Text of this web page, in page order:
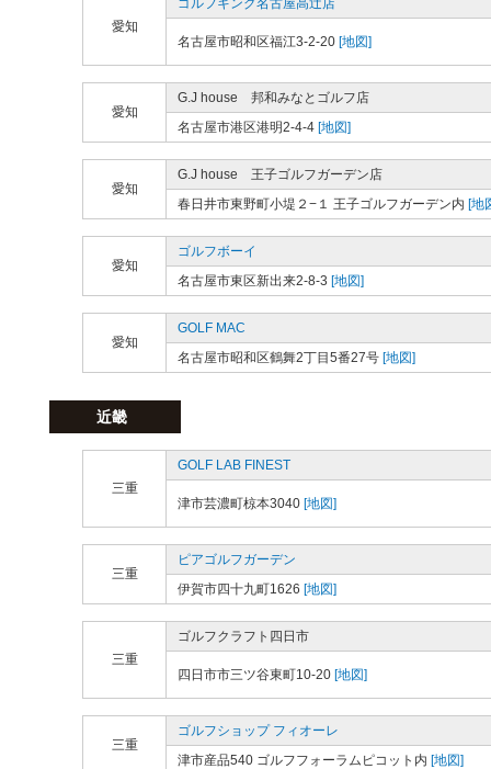
愛知
ゴルフキング名古屋高辻店
名古屋市昭和区福江3-2-20 [地図]
愛知
G.J house 邦和みなとゴルフ店
名古屋市港区港明2-4-4 [地図]
愛知
G.J house 王子ゴルフガーデン店
春日井市東野町小堤２−１ 王子ゴルフガーデン内 [地
愛知
ゴルフボーイ
名古屋市東区新出来2-8-3 [地図]
愛知
GOLF MAC
名古屋市昭和区鶴舞2丁目5番27号 [地図]
近畿
三重
GOLF LAB FINEST
津市芸濃町椋本3040 [地図]
三重
ピアゴルフガーデン
伊賀市四十九町1626 [地図]
三重
ゴルフクラフト四日市
四日市市三ツ谷東町10-20 [地図]
三重
ゴルフショップ フィオーレ
津市産品540 ゴルフフォーラムピコット内 [地図]